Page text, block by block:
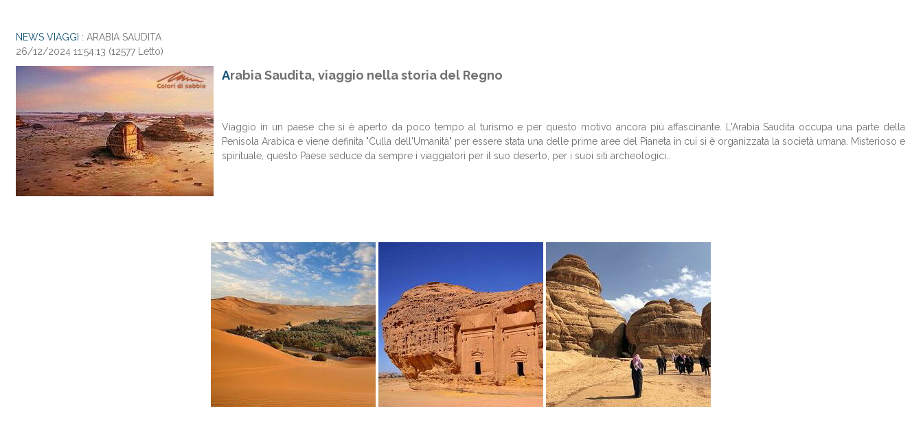
NEWS VIAGGI : ARABIA SAUDITA
26/12/2024 11:54:13 (12577 Letto)
Arabia Saudita, viaggio nella storia del Regno
Viaggio in un paese che si è aperto da poco tempo al turismo e per questo motivo ancora più affascinante. L'Arabia Saudita occupa una parte della
Penisola Arabica e viene definita "Culla dell'Umanità" per essere stata una delle prime aree del Pianeta in cui si è organizzata la società umana. Misterioso e
spirituale, questo Paese seduce da sempre i viaggiatori per il suo deserto, per i suoi siti archeologici..